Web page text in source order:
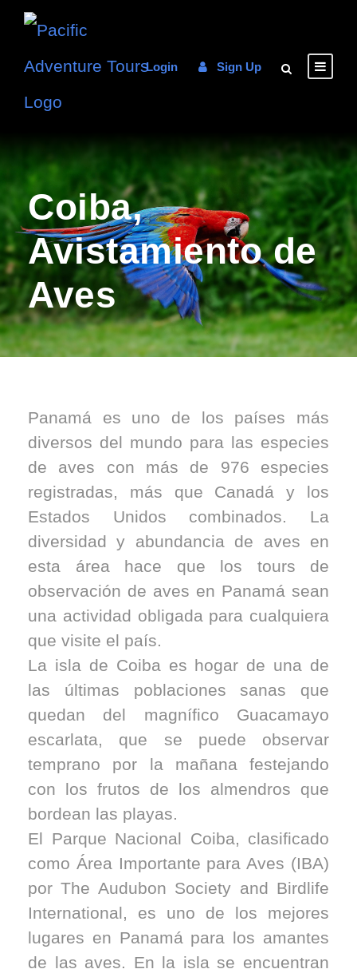
Login Sign Up
Coiba,
Avistamiento de
Aves
Panamá es uno de los países más
diversos del mundo para las especies
de aves con más de 976 especies
registradas, más que Canadá y los
Estados Unidos combinados. La
diversidad y abundancia de aves en
esta área hace que los tours de
observación de aves en Panamá sean
una actividad obligada para cualquiera
que visite el país.
La isla de Coiba es hogar de una de
las últimas poblaciones sanas que
quedan del magnífico Guacamayo
escarlata, que se puede observar
temprano por la mañana festejando
con los frutos de los almendros que
bordean las playas.
El Parque Nacional Coiba, clasificado
como Área Importante para Aves (IBA)
por The Audubon Society and Birdlife
International, es uno de los mejores
lugares en Panamá para los amantes
de las aves. En la isla se encuentran